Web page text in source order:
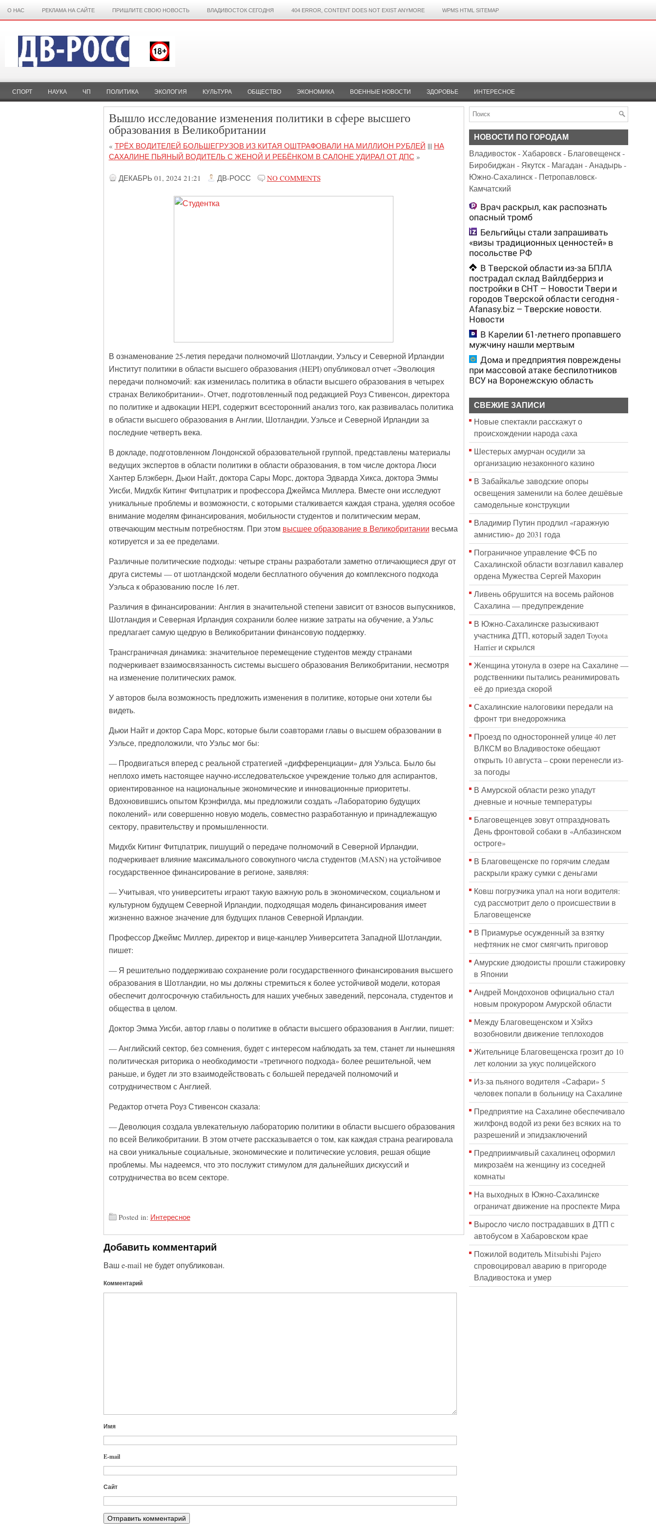
О НАС РЕКЛАМА НА САЙТЕ ПРИШЛИТЕ СВОЮ НОВОСТЬ ВЛАДИВОСТОК СЕГОДНЯ 404 ERROR, CONTENT DOES NOT EXIST ANYMORE WPMS HTML SITEMAP
СПОРТ НАУКА ЧП ПОЛИТИКА ЭКОЛОГИЯ КУЛЬТУРА ОБЩЕСТВО ЭКОНОМИКА ВОЕННЫЕ НОВОСТИ ЗДОРОВЬЕ ИНТЕРЕСНОЕ
Вышло исследование изменения политики в сфере высшего
образования в Великобритании
« ТРЁХ ВОДИТЕЛЕЙ БОЛЬШЕГРУЗОВ ИЗ КИТАЯ ОШТРАФОВАЛИ НА МИЛЛИОН РУБЛЕЙ ||| НА
САХАЛИНЕ ПЬЯНЫЙ ВОДИТЕЛЬ С ЖЕНОЙ И РЕБЁНКОМ В САЛОНЕ УДИРАЛ ОТ ДПС »
ДЕКАБРЬ 01, 2024 21:21 ДВ-РОСС NO COMMENTS
В ознаменование 25-летия передачи полномочий Шотландии, Уэльсу и Северной Ирландии
Институт политики в области высшего образования (HEPI) опубликовал отчет «Эволюция
передачи полномочий: как изменилась политика в области высшего образования в четырех
странах Великобритании». Отчет, подготовленный под редакцией Роуз Стивенсон, директора
по политике и адвокации HEPI, содержит всесторонний анализ того, как развивалась политика
в области высшего образования в Англии, Шотландии, Уэльсе и Северной Ирландии за
последние четверть века.
В докладе, подготовленном Лондонской образовательной группой, представлены материалы
ведущих экспертов в области политики в области образования, в том числе доктора Люси
Хантер Блэкберн, Дьюи Найт, доктора Сары Морс, доктора Эдварда Хикса, доктора Эммы
Уисби, Мидхбх Китинг Фитцпатрик и профессора Джеймса Миллера. Вместе они исследуют
уникальные проблемы и возможности, с которыми сталкивается каждая страна, уделяя особое
внимание моделям финансирования, мобильности студентов и политическим мерам,
отвечающим местным потребностям. При этом высшее образование в Великобритании весьма
котируется и за ее пределами.
Различные политические подходы: четыре страны разработали заметно отличающиеся друг от
друга системы — от шотландской модели бесплатного обучения до комплексного подхода
Уэльса к образованию после 16 лет.
Различия в финансировании: Англия в значительной степени зависит от взносов выпускников,
Шотландия и Северная Ирландия сохранили более низкие затраты на обучение, а Уэльс
предлагает самую щедрую в Великобритании финансовую поддержку.
Трансграничная динамика: значительное перемещение студентов между странами
подчеркивает взаимосвязанность системы высшего образования Великобритании, несмотря
на изменение политических рамок.
У авторов была возможность предложить изменения в политике, которые они хотели бы
видеть.
Дьюи Найт и доктор Сара Морс, которые были соавторами главы о высшем образовании в
Уэльсе, предположили, что Уэльс мог бы:
— Продвигаться вперед с реальной стратегией «дифференциации» для Уэльса. Было бы
неплохо иметь настоящее научно-исследовательское учреждение только для аспирантов,
ориентированное на национальные экономические и инновационные приоритеты.
Вдохновившись опытом Крэнфилда, мы предложили создать «Лабораторию будущих
поколений» или совершенно новую модель, совместно разработанную и принадлежащую
сектору, правительству и промышленности.
Мидхбх Китинг Фитцпатрик, пишущий о передаче полномочий в Северной Ирландии,
подчеркивает влияние максимального совокупного числа студентов (MASN) на устойчивое
государственное финансирование в регионе, заявляя:
— Учитывая, что университеты играют такую важную роль в экономическом, социальном и
культурном будущем Северной Ирландии, подходящая модель финансирования имеет
жизненно важное значение для будущих планов Северной Ирландии.
Профессор Джеймс Миллер, директор и вице-канцлер Университета Западной Шотландии,
пишет:
— Я решительно поддерживаю сохранение роли государственного финансирования высшего
образования в Шотландии, но мы должны стремиться к более устойчивой модели, которая
обеспечит долгосрочную стабильность для наших учебных заведений, персонала, студентов и
общества в целом.
Доктор Эмма Уисби, автор главы о политике в области высшего образования в Англии, пишет:
— Английский сектор, без сомнения, будет с интересом наблюдать за тем, станет ли нынешняя
политическая риторика о необходимости «третичного подхода» более решительной, чем
раньше, и будет ли это взаимодействовать с большей передачей полномочий и
сотрудничеством с Англией.
Редактор отчета Роуз Стивенсон сказала:
— Деволюция создала увлекательную лабораторию политики в области высшего образования
по всей Великобритании. В этом отчете рассказывается о том, как каждая страна реагировала
на свои уникальные социальные, экономические и политические условия, решая общие
проблемы. Мы надеемся, что это послужит стимулом для дальнейших дискуссий и
сотрудничества во всем секторе.
Posted in: Интересное
Добавить комментарий
Ваш e-mail не будет опубликован.
Комментарий
Имя
E-mail
Сайт
НОВОСТИ ПО ГОРОДАМ
Владивосток-Хабаровск- Благовещенск-
Биробиджан - Якутск- Магадан -Анадырь-
Южно-Сахалинск- Петропавловск-
Камчатский
Врач раскрыл, как распознать
опасный тромб
Бельгийцы стали запрашивать
«визы традиционных ценностей» в
посольстве РФ
В Тверской области из-за БПЛА
пострадал склад Вайлдберриз и
постройки в СНТ – Новости Твери и
городов Тверской области сегодня -
Afanasy.biz – Тверские новости.
Новости
В Карелии 61-летнего пропавшего
мужчину нашли мертвым
Дома и предприятия повреждены
при массовой атаке беспилотников
ВСУ на Воронежскую область
СВЕЖИЕ ЗАПИСИ
Новые спектакли расскажут о
происхождении народа cаха
Шестерых амурчан осудили за
организацию незаконного казино
В Забайкалье заводские опоры
освещения заменили на более дешёвые
самодельные конструкции
Владимир Путин продлил «гаражную
амнистию» до 2031 года
Пограничное управление ФСБ по
Сахалинской области возглавил кавалер
ордена Мужества Сергей Махорин
Ливень обрушится на восемь районов
Сахалина — предупреждение
В Южно-Сахалинске разыскивают
участника ДТП, который задел Toyota
Harrier и скрылся
Женщина утонула в озере на Сахалине —
родственники пытались реанимировать
её до приезда скорой
Сахалинские налоговики передали на
фронт три внедорожника
Проезд по односторонней улице 40 лет
ВЛКСМ во Владивостоке обещают
открыть 10 августа – сроки перенесли из-
за погоды
В Амурской области резко упадут
дневные и ночные температуры
Благовещенцев зовут отпраздновать
День фронтовой собаки в «Албазинском
остроге»
В Благовещенске по горячим следам
раскрыли кражу сумки с деньгами
Ковш погрузчика упал на ноги водителя:
суд рассмотрит дело о происшествии в
Благовещенске
В Приамурье осужденный за взятку
нефтяник не смог смягчить приговор
Амурские дзюдоисты прошли стажировку
в Японии
Андрей Мондохонов официально стал
новым прокурором Амурской области
Между Благовещенском и Хэйхэ
возобновили движение теплоходов
Жительнице Благовещенска грозит до 10
лет колонии за укус полицейского
Из-за пьяного водителя «Сафари» 5
человек попали в больницу на Сахалине
Предприятие на Сахалине обеспечивало
жилфонд водой из реки без всяких на то
разрешений и эпидзаключений
Предприимчивый сахалинец оформил
микрозаём на женщину из соседней
комнаты
На выходных в Южно-Сахалинске
ограничат движение на проспекте Мира
Выросло число пострадавших в ДТП с
автобусом в Хабаровском крае
Пожилой водитель Mitsubishi Pajero
спровоцировал аварию в пригороде
Владивостока и умер